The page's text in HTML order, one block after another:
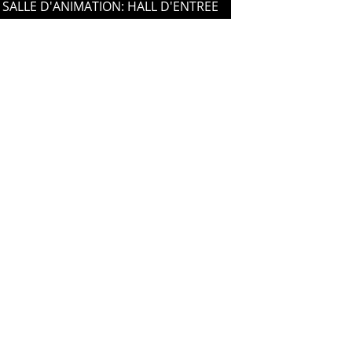
SALLE D'ANIMATION: HALL D'ENTREE